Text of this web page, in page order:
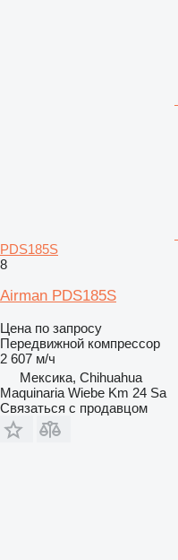
PDS185S
8
Airman PDS185S
Цена по запросу
Передвижной компрессор
2 607 м/ч
Мексика, Chihuahua
Maquinaria Wiebe Km 24 Sa
Связаться с продавцом